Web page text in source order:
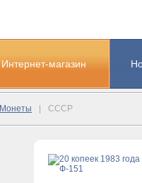
Интернет-магазин
Монеты СССР